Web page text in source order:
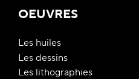
OEUVRES
Les huiles
Les dessins
Les lithographies